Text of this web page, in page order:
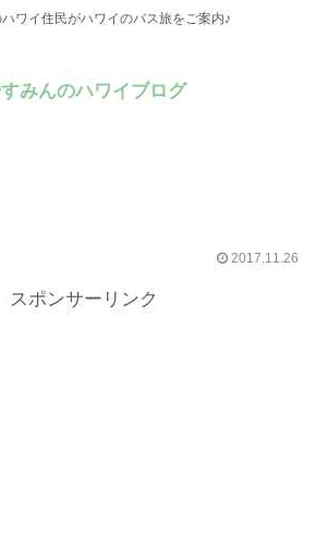
ワイ住民がハワイのバス旅をご案内♪
みんのハワイブログ
2017.11.26
スポンサーリンク